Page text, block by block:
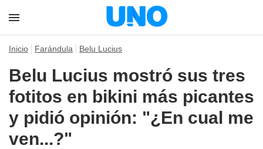
Inicio Farándula Belu Lucius
Belu Lucius mostró sus tres
fotitos en bikini más picantes
y pidió opinión: "¿En cual me
ven...?"